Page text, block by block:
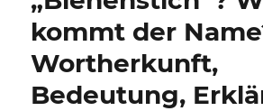
kommt der
Wortherkunft,
Bedeutung,